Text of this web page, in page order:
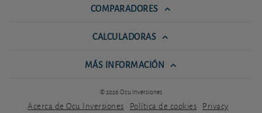
COMPARADORES
CALCULADORAS
MÁS INFORMACIÓN
© 2026 Ocu Inversiones
Acerca de Ocu Inversiones Política de cookies Privacy